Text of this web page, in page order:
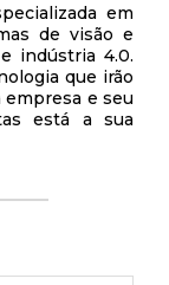
em
de visão e
indústria 4.0.
que irão
empresa e seu
está a sua